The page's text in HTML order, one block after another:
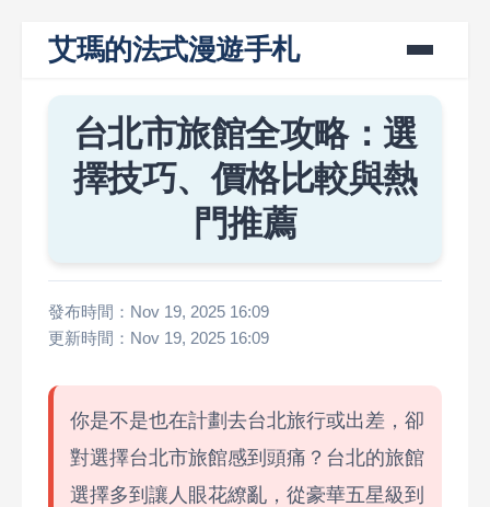
艾瑪的法式漫遊手札
台北市旅館全攻略：選
擇技巧、價格比較與熱
門推薦
發布時間：Nov 19, 2025 16:09
更新時間：Nov 19, 2025 16:09
你是不是也在計劃去台北旅行或出差，卻
對選擇台北市旅館感到頭痛？台北的旅館
選擇多到讓人眼花繚亂，從豪華五星級到